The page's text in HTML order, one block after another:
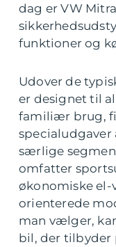
dag er VW
funktioner og
Udover de
er designet til
familiær brug,
specialudgaver
særlige
omfatter
økonomiske el-
orienterede
man vælger,
bil, der tilbyder